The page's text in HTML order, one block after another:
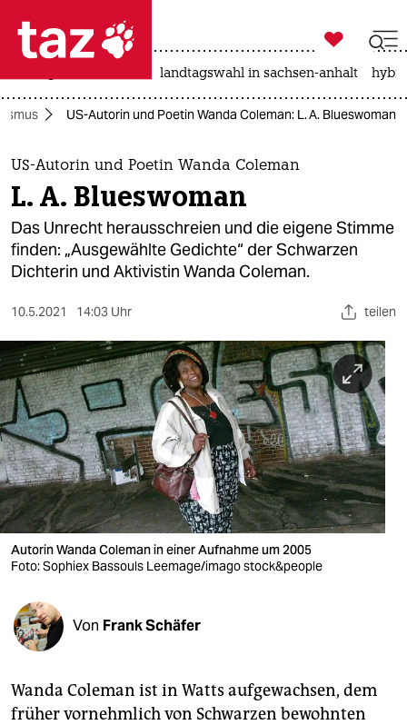
 taz zahl ich
taz zahl ich
themen
politik
öko
sport
berlin
nord
wahrheit
verlag
verlag
veranstaltungen
shop
unterstützen

taz zahl ich
landtagswahl in sachsen-anhalt
US-Autorin und Poetin Wanda Coleman: L. A. Blueswoman
US-Autorin und Poetin Wanda Coleman
L. A. Blueswoman
Das Unrecht herausschreien und die eigene Stimme
finden: „Ausgewählte Gedichte“ der Schwarzen
Dichterin und Aktivistin Wanda Coleman.
10.5.2021 14:03 Uhr teilen
Autorin Wanda Coleman in einer Aufnahme um 2005
Foto: Sophiex Bassouls Leemage/imago stock&people
Von Frank Schäfer
Wanda Coleman ist in Watts aufgewachsen, dem
früher vornehmlich von Schwarzen bewohnten